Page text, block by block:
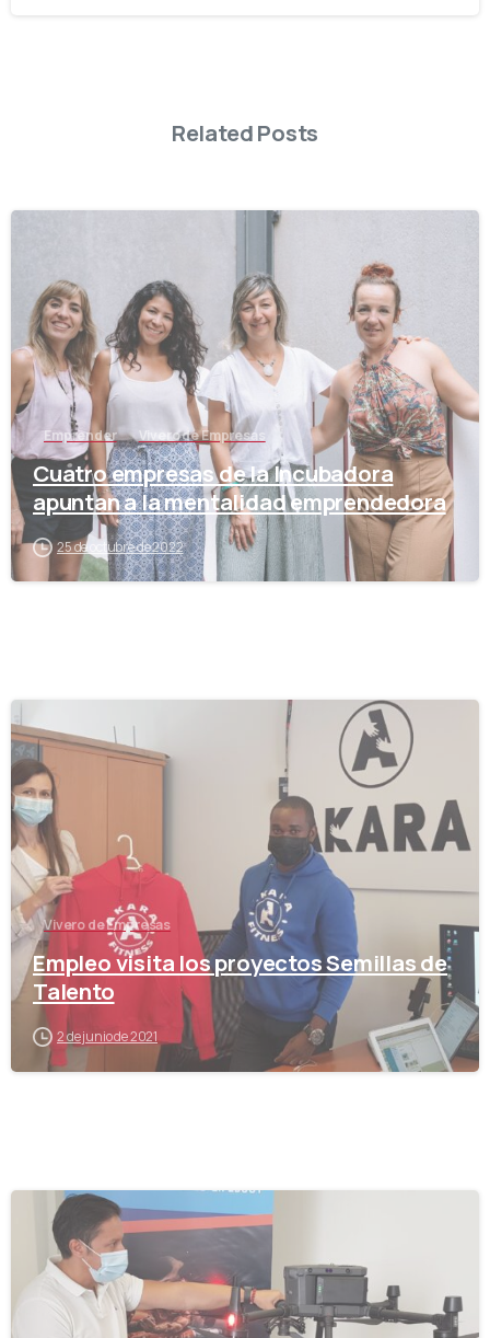
Related Posts
Emprender Vivero de Empresas
Cuatro empresas de la Incubadora
apuntan a la mentalidad emprendedora
25 de octubre de 2022
Vivero de Empresas
Empleo visita los proyectos Semillas de
Talento
2 de junio de 2021